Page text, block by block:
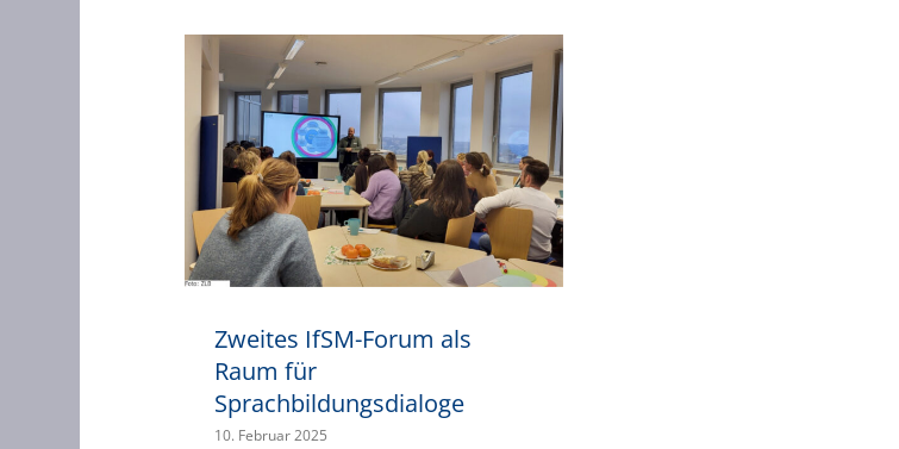
Zweites IfSM-Forum als
Raum für
Sprachbildungsdialoge
10. Februar 2025